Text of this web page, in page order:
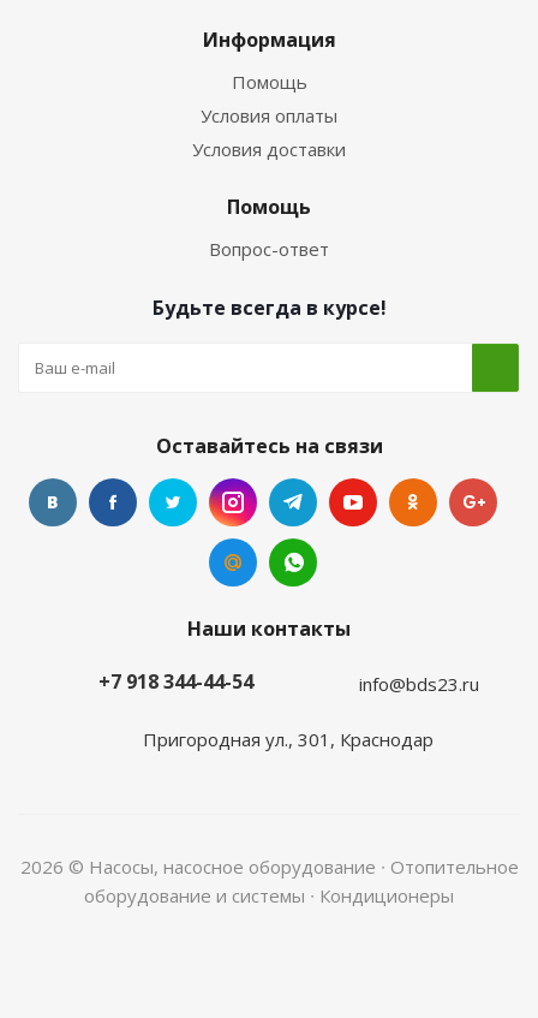
Информация
Помощь
Условия оплаты
Условия доставки
Помощь
Вопрос-ответ
Будьте всегда в курсе!
Оставайтесь на связи
Наши контакты
+7 918 344-44-54
info@bds23.ru
Пригородная ул., 301, Краснодар
2026 © Насосы, насосное оборудование ∙ Отопительное
оборудование и системы ∙ Кондиционеры